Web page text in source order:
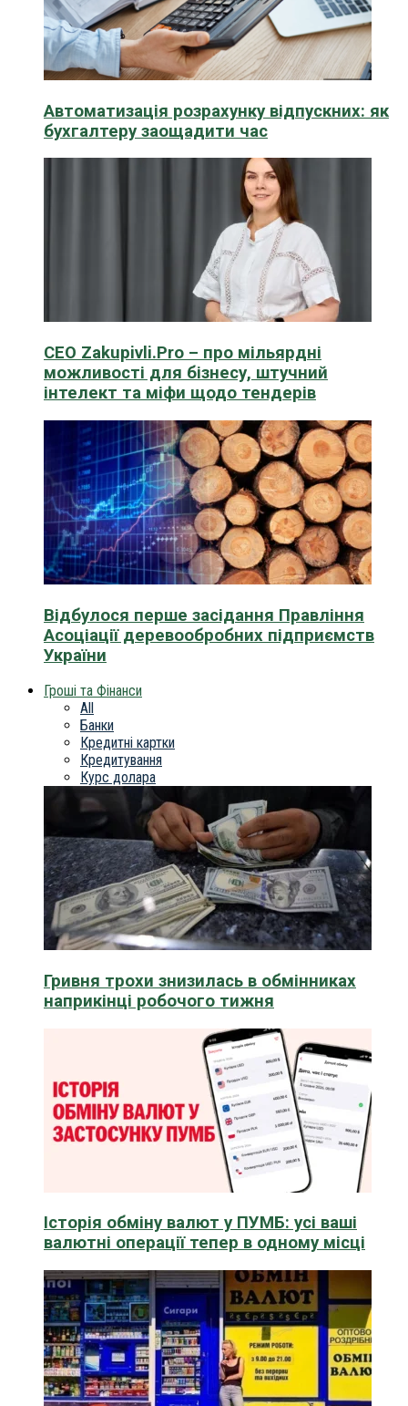
Автоматизація розрахунку відпускних: як
бухгалтеру заощадити час
CEO Zakupivli.Pro – про мільярдні
можливості для бізнесу, штучний
інтелект та міфи щодо тендерів
Відбулося перше засідання Правління
Асоціації деревообробних підприємств
України
Гроші та Фінанси
All
Банки
Кредитні картки
Кредитування
Курс долара
Гривня трохи знизилась в обмінниках
наприкінці робочого тижня
Історія обміну валют у ПУМБ: усі ваші
валютні операції тепер в одному місці